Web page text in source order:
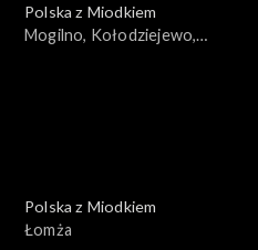
Polska z Miodkiem
Mogilno, Kołodziejewo,
Polska z Miodkiem
Łomża